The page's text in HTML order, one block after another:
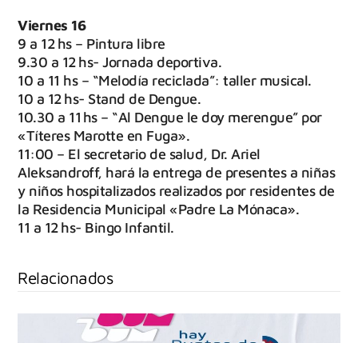
Viernes 16
9 a 12 hs – Pintura libre
9.30 a 12 hs- Jornada deportiva.
10 a 11 hs – “Melodía reciclada”: taller musical.
10 a 12 hs- Stand de Dengue.
10.30 a 11 hs – “Al Dengue le doy merengue” por
«Títeres Marotte en Fuga».
11:00 – El secretario de salud, Dr. Ariel
Aleksandroff, hará la entrega de presentes a niñas
y niños hospitalizados realizados por residentes de
la Residencia Municipal «Padre La Mónaca».
11 a 12 hs- Bingo Infantil.
Relacionados